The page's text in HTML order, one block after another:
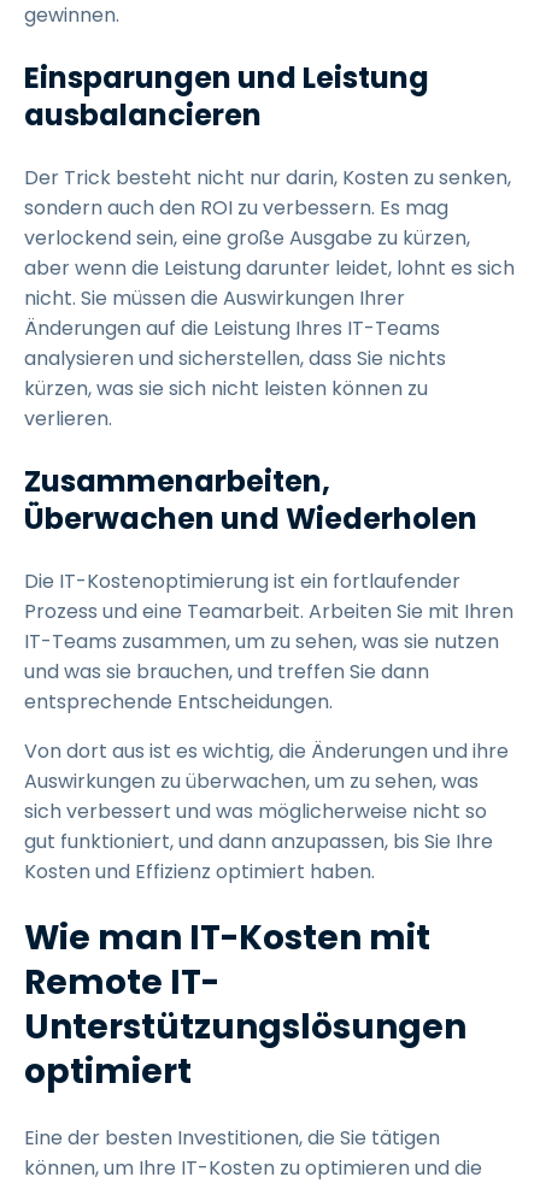
gewinnen.
Einsparungen und Leistung
ausbalancieren
Der Trick besteht nicht nur darin, Kosten zu senken,
sondern auch den ROI zu verbessern. Es mag
verlockend sein, eine große Ausgabe zu kürzen,
aber wenn die Leistung darunter leidet, lohnt es sich
nicht. Sie müssen die Auswirkungen Ihrer
Änderungen auf die Leistung Ihres IT-Teams
analysieren und sicherstellen, dass Sie nichts
kürzen, was sie sich nicht leisten können zu
verlieren.
Zusammenarbeiten,
Überwachen und Wiederholen
Die IT-Kostenoptimierung ist ein fortlaufender
Prozess und eine Teamarbeit. Arbeiten Sie mit Ihren
IT-Teams zusammen, um zu sehen, was sie nutzen
und was sie brauchen, und treffen Sie dann
entsprechende Entscheidungen.
Von dort aus ist es wichtig, die Änderungen und ihre
Auswirkungen zu überwachen, um zu sehen, was
sich verbessert und was möglicherweise nicht so
gut funktioniert, und dann anzupassen, bis Sie Ihre
Kosten und Effizienz optimiert haben.
Wie man IT-Kosten mit
Remote IT-
Unterstützungslösungen
optimiert
Eine der besten Investitionen, die Sie tätigen
können, um Ihre IT-Kosten zu optimieren und die